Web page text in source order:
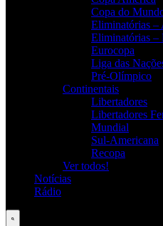
Copa do
Eliminatórias –
Eliminatórias –
Eurocopa
Liga das
Pré-Olímpico
Continentais
Libertadores
Libertadores
Mundial
Sul-Americana
Recopa
Ver todos!
Notícias
Rádio